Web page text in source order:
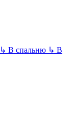
↳ В спальню ↳ В